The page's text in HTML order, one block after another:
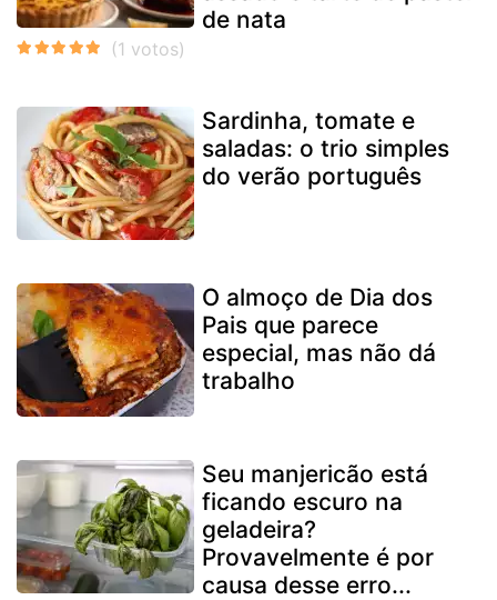
de nata
Sardinha, tomate e
saladas: o trio simples
do verão português
O almoço de Dia dos
Pais que parece
especial, mas não dá
trabalho
Seu manjericão está
ficando escuro na
geladeira?
Provavelmente é por
causa desse erro...